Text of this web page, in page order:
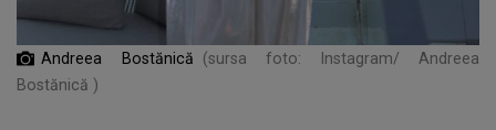
Andreea Bostănică
(sursa foto: Instagram/ Andreea
Bostănică )